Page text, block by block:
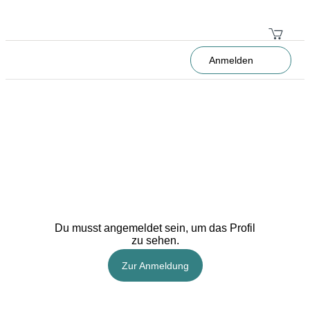
Anmelden
Du musst angemeldet sein, um das Profil
zu sehen.
Zur Anmeldung